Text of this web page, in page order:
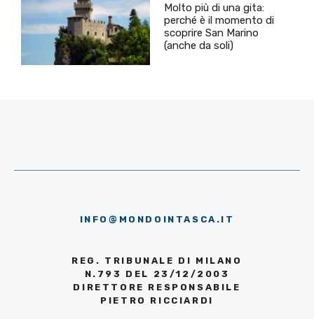
Molto più di una gita:
perché è il momento di
scoprire San Marino
(anche da soli)
INFO@MONDOINTASCA.IT
REG. TRIBUNALE DI MILANO
N.793 DEL 23/12/2003
DIRETTORE RESPONSABILE
PIETRO RICCIARDI